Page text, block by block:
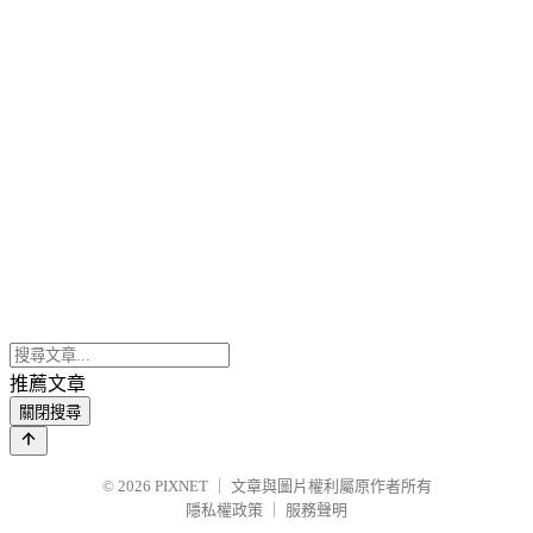
推薦文章
關閉搜尋
© 2026 PIXNET
文章與圖片權利屬原作者所有
隱私權政策
服務聲明